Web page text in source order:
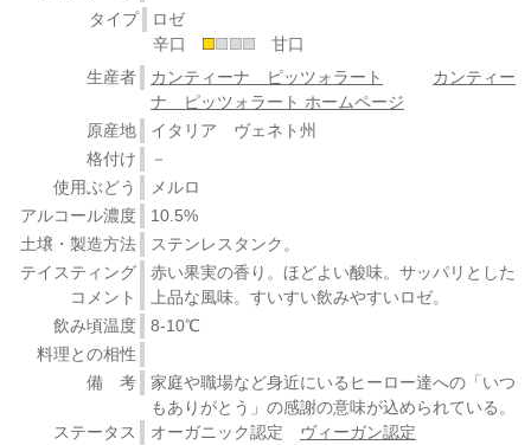
タイプ
ロゼ
辛口
甘口
生産者
カンティーナ ピッツォラート
カンティー
ナ ピッツォラート ホームページ
原産地
イタリア ヴェネト州
格付け
－
使用ぶどう
メルロ
アルコール濃度
10.5%
土壌・製造方法
ステンレスタンク。
テイスティング
コメント
赤い果実の香り。ほどよい酸味。サッパリとした
上品な風味。すいすい飲みやすいロゼ。
飲み頃温度
8-10℃
料理との相性
備 考
家庭や職場など身近にいるヒーロー達への「いつ
もありがとう」の感謝の意味が込められている。
ステータス
オーガニック認定 ヴィーガン認定